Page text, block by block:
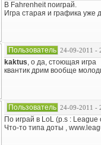
В Fahrenheit поиграй.
Игра старая и графика уже
Пользователь 24-09-2011 -
kaktus, о да, стоющая игра
квантик дрим вообще
Пользователь 24-09-2011 -
По играй в LoL (p.s : League
Что-то типа доты ,